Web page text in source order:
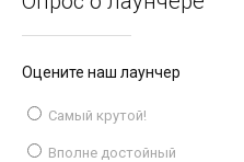
Оцените наш лаунчер
Самый крутой!
Вполне достойный